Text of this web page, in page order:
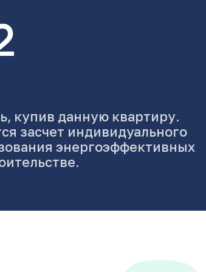
купив данную квартиру.
засчет индивидуального
энергоэффективных